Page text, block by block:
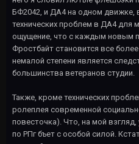
БФ2042, и ДА4 на одном движке,
технических проблем в ДА4 для
ощущение, что с каждым новым
Фростбайт становится все
немалой степени является
большинства ветеранов студии.
Также, кроме технических
ролеплея современной
повесточка). Что, на мой
по РПг бъет с особой силой.